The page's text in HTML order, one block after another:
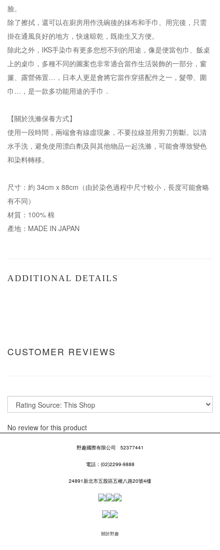
臉。
除了擦拭，還可以在廚房用作洗碗後的抹布和手巾。用完後，只需
掛在通風良好的地方，快速晾乾，既衛生又方便。
除此之外，IKS手染巾有更多您想不到的用途，像是便當包巾、飯桌
上的桌巾，多種不同的圖案也非常適合當作生活裝飾的一部分，窗
簾、露營佈置…，日本人更是會將它當作穿搭配件之一，髮帶、圍
巾…，是一款多功能用途的手巾．
【關於洗滌保養方式】
使用一段時間，兩端會有線虛現象，不要拉線並用剪刀剪斷。以清
水手洗，避免使用漂白劑及與其他物品一起洗滌，可能會導致變色
和染料轉移。
尺寸：約 34cm x 88cm（由於染色過程中尺寸較小，長度可能會略
有不同）
材質：100% 棉
產地：MADE IN JAPAN
ADDITIONAL DETAILS
CUSTOMER REVIEWS
No review for this product
野趣國際有限公司 52377441
電話：(02)2299-9888
24891新北市五股區五權八路20號4樓
關於野趣